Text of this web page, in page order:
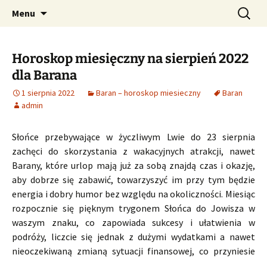
CzaroMarowy horoskop
dzienny, miesięczny i
tygodniowy
Profesjonalne przepowiednie astrologiczne
Menu Szukaj:
Horoskop miesięczny na sierpień 2022
dla Barana
1 sierpnia 2022 Baran – horoskop miesieczny
Baran
admin
Słońce przebywające w życzliwym Lwie do 23 sierpnia
zachęci do skorzystania z wakacyjnych atrakcji, nawet
Barany, które urlop mają już za sobą znajdą czas i okazję,
aby dobrze się zabawić, towarzyszyć im przy tym będzie
energia i dobry humor bez względu na okoliczności. Miesiąc
rozpocznie się pięknym trygonem Słońca do Jowisza w
waszym znaku, co zapowiada sukcesy i ułatwienia w
podróży, liczcie się jednak z dużymi wydatkami a nawet
nieoczekiwaną zmianą sytuacji finansowej, co przyniesie